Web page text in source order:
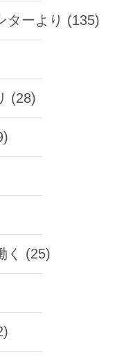
ターより (135)
(28)
く (25)